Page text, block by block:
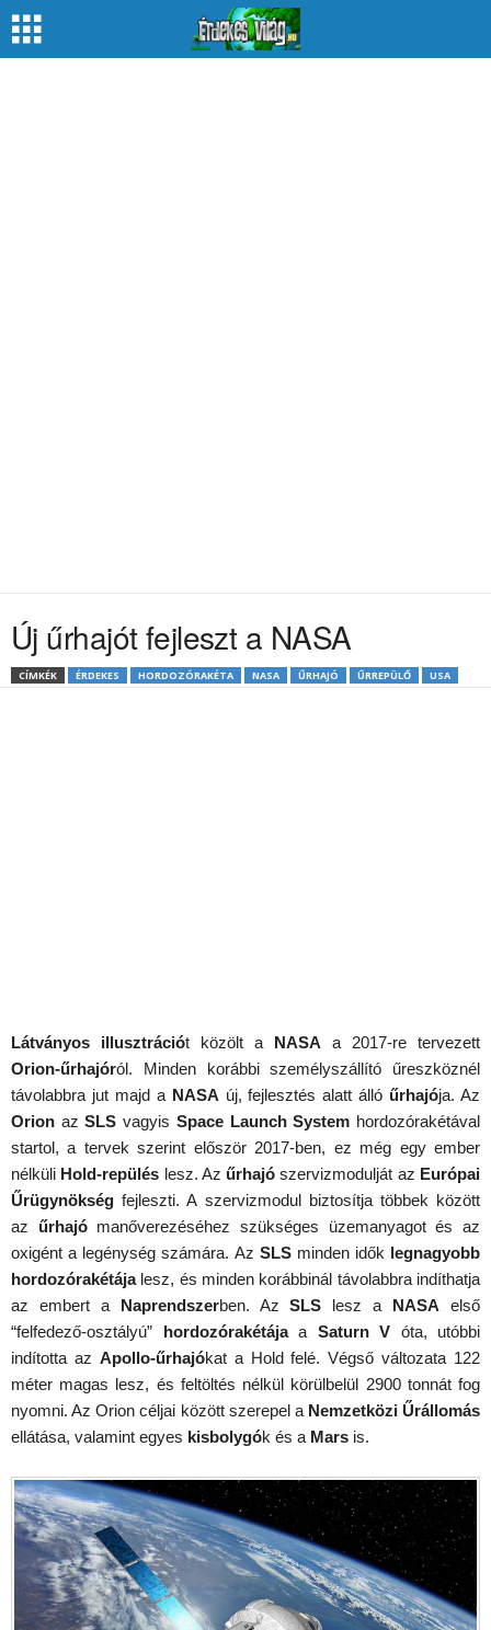
Új űrhajót fejleszt a NASA
CÍMKÉK ÉRDEKES HORDOZÓRAKÉTA NASA ŰRHAJÓ ŰRREPÜLŐ USA
Látványos illusztrációt közölt a NASA a 2017-re tervezett
Orion-űrhajóról. Minden korábbi személyszállító űreszköznél
távolabbra jut majd a NASA új, fejlesztés alatt álló űrhajója. Az
Orion azSLS vagyis Space Launch System hordozórakétával
startol, a tervek szerint először 2017-ben, ez még egy ember
nélküli Hold-repülés lesz. Az űrhajó szervizmodulját az Európai
Űrügynökség fejleszti. A szervizmodul biztosítja többek között
az űrhajómanőverezéséhez szükséges üzemanyagot és az
oxigént a legénység számára. Az SLSminden idők legnagyobb
hordozórakétájalesz, és minden korábbinál távolabbra indíthatja
az embert a Naprendszerben. AzSLS lesz a NASA első
“felfedező-osztályú” hordozórakétájaa Saturn V óta, utóbbi
indította az Apollo-űrhajókat a Hold felé. Végső változata 122
méter magas lesz, és feltöltés nélkül körülbelül 2900 tonnát fog
nyomni. Az Orion céljai között szerepel a Nemzetközi Űrállomás
ellátása, valamint egyes kisbolygók és a Mars is.